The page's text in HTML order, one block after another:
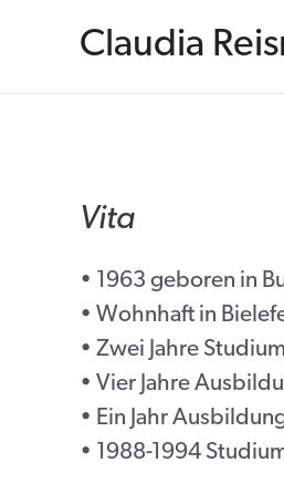
springenClaudia
Vita
• 1963 geboren in
• Wohnhaft in
• Zwei Jahre
• Vier Jahre
• Ein Jahr
• 1988-1994